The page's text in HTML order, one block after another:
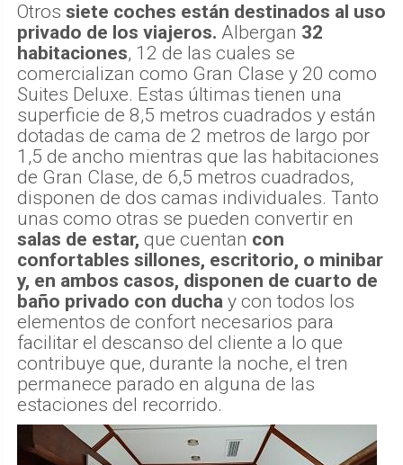
Otros siete coches están destinados al uso
privado de los viajeros. Albergan 32
habitaciones, 12 de las cuales se
comercializan como Gran Clase y 20 como
Suites Deluxe. Estas últimas tienen una
superficie de 8,5 metros cuadrados y están
dotadas de cama de 2 metros de largo por
1,5 de ancho mientras que las habitaciones
de Gran Clase, de 6,5 metros cuadrados,
disponen de dos camas individuales. Tanto
unas como otras se pueden convertir en
salas de estar, que cuentan con
confortables sillones, escritorio, o minibar
y, en ambos casos, disponen de cuarto de
baño privado con ducha y con todos los
elementos de confort necesarios para
facilitar el descanso del cliente a lo que
contribuye que, durante la noche, el tren
permanece parado en alguna de las
estaciones del recorrido.